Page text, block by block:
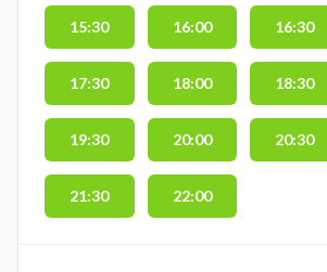
15:30 16:00 16:30
17:30 18:00 18:30
19:30 20:00 20:30
21:30 22:00